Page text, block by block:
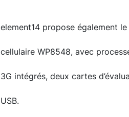
element14 propose également
cellulaire WP8548, avec
3G intégrés, deux cartes
USB.